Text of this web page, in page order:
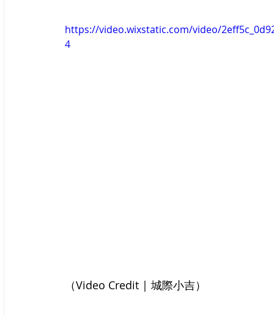
https://video.wixstatic.com/video/
4
（Video Credit | 城際小吉）